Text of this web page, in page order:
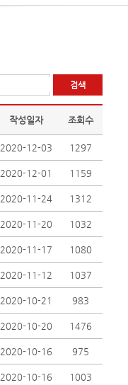
작성일자 조회수
2020-12-03 1297
2020-12-01 1159
2020-11-24 1312
2020-11-20 1032
2020-11-17 1080
2020-11-12 1037
2020-10-21 983
2020-10-20 1476
2020-10-16 975
2020-10-16 1003